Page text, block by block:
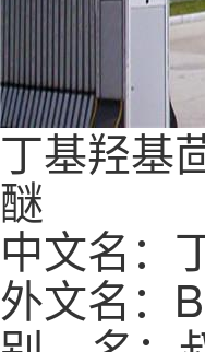
丁基羟基
醚
中文名：
外文名：